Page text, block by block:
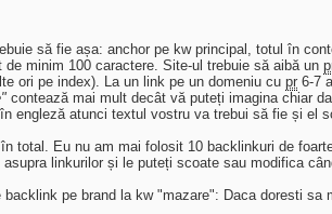
să fie așa: anchor pe kw principal, totul în
minim 100 caractere. Site-ul trebuie să aibă un
ori pe index). La un link pe un domeniu cu pr 6-7
contează mai mult decât vă puteți imagina chiar
engleză atunci textul vostru va trebui să fie și el
total. Eu nu am mai folosit 10 backlinkuri de
linkurilor și le puteți scoate sau modifica
pe brand la kw "mazare": Daca doresti